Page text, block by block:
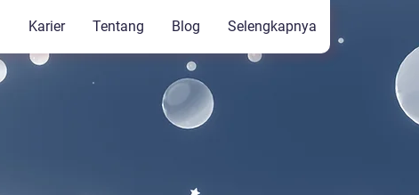
Karier Tentang Blog Selengkapnya